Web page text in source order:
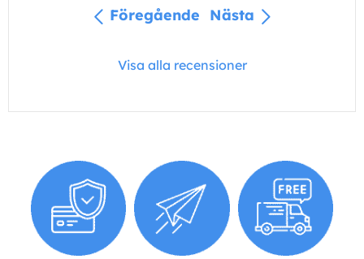
Föregående Nästa
Visa alla recensioner